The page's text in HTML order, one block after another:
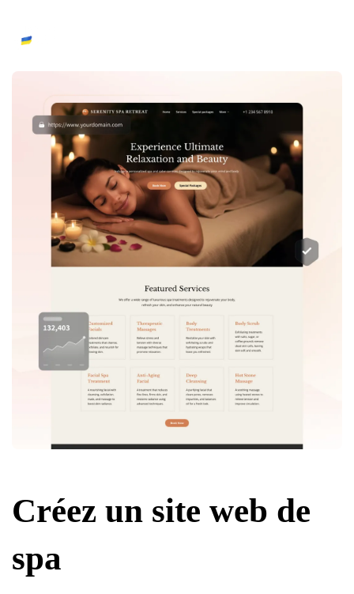
Créez un site web de
spa